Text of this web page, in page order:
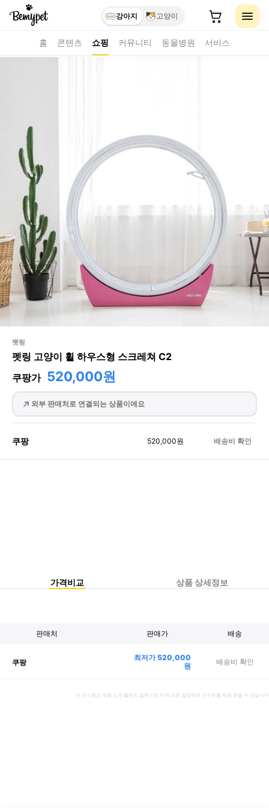
강아지 고양이
홈 콘텐츠 쇼핑 커뮤니티 동물병원 서비스
펫링
펫링 고양이 휠 하우스형 스크레쳐 C2
쿠팡가 520,000원
외부 판매처로 연결되는 상품이에요
쿠팡 520,000원 배송비 확인
가격비교 상품 상세정보
판매처 판매가 배송
쿠팡 최저가520,000
원
배송비 확인
이 포스팅은 제품 소개 활동의 일환으로 이에 따른 일정액의 수수료를 제공 받을 수 있습니다